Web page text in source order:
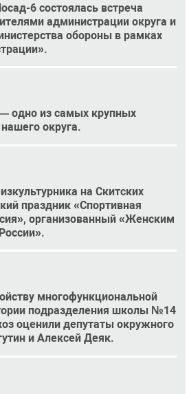
6 состоялась встреча
администрации округа и
обороны в рамках
одно из самых крупных
округа.
на Скитских
праздник «Спортивная
организованный «Женским
многофункциональной
подразделения школы №14
оценили депутаты окружного
и Алексей Деяк.